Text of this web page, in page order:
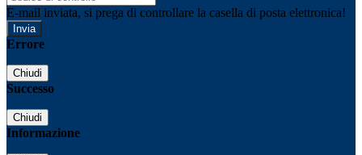
E-mail inviata, si prega di controllare la casella di posta elettronica!
Errore
Chiudi
Successo
Chiudi
Informazione